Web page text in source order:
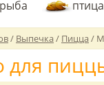
рыба птица
/ Выпечка/ Пицца/
для